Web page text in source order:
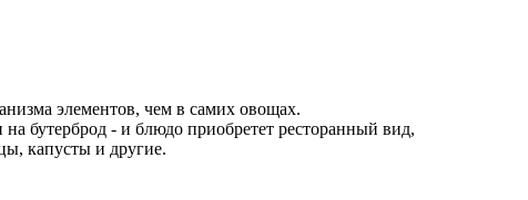
элементов, чем в самих овощах.
бутерброд - и блюдо приобретет ресторанный вид,
капусты и другие.